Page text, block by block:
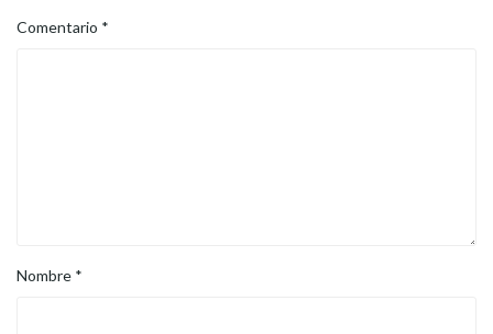
Comentario *
Nombre *